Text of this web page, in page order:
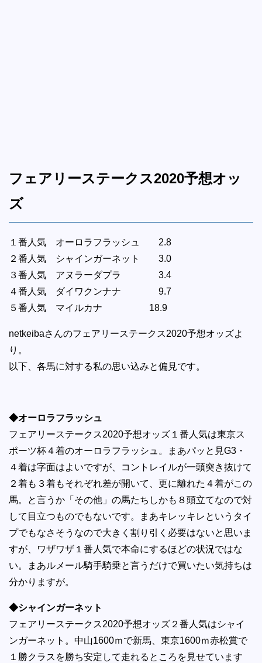
フェアリーステークス2020予想オッ
ズ
１番人気 オーロラフラッシュ 2.8
２番人気 シャインガーネット 3.0
３番人気 アヌラーダプラ 3.4
４番人気 ダイワクンナナ 9.7
５番人気 マイルカナ 18.9
netkeibaさんのフェアリーステークス2020予想オッズよ
り。
以下、各馬に対する私の思い込みと偏見です。
◆オーロラフラッシュ
フェアリーステークス2020予想オッズ１番人気は東京ス
ポーツ杯４着のオーロラフラッシュ。まあパッと見G3・
４着は字面はよいですが、コントレイルが一頭突き抜けて
２着も３着もそれぞれ差が開いて、更に離れた４着がこの
馬。と言うか「その他」の馬たちしかも８頭立てなので対
して目立つものでもないです。まあキレッキレというタイ
プでもなさそうなので大きく割り引く必要はないと思いま
すが、ワザワザ１番人気で本命にするほどの状況ではな
い。まあルメール騎手騎乗と言うだけで買いたい気持ちは
分かりますが。
◆シャインガーネット
フェアリーステークス2020予想オッズ２番人気はシャイ
ンガーネット。中山1600ｍで新馬、東京1600ｍ赤松賞で
１勝クラスを勝ち安定して走れるところを見せています